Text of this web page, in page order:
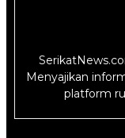
Menyajikan
platform